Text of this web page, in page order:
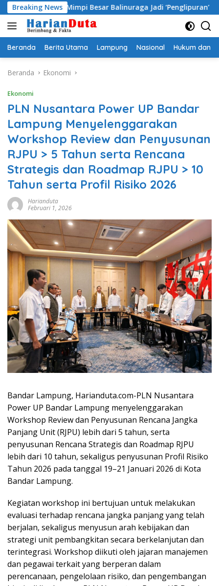
Langsung
ke
konten
Breaking News
Mimpi Besar Balinuraga Jadi ‘Penglipuran’ Kedua pada
Beranda Berita Utama Lampung Nasional Hukum dan
Beranda Ekonomi
Ekonomi
PLN Nusantara Power UP Bandar
Lampung Menyelenggarakan
Workshop Review dan Penyusunan
RJPU > 5 Tahun serta Rencana
Strategis dan Roadmap RJPU > 10
Tahun serta Profil Risiko 2026
Harianduta
Februari 1, 2026
Bandar Lampung, Harianduta.com-PLN Nusantara
Power UP Bandar Lampung menyelenggarakan
Workshop Review dan Penyusunan Rencana Jangka
Panjang Unit (RJPU) lebih dari 5 tahun, serta
penyusunan Rencana Strategis dan Roadmap RJPU
lebih dari 10 tahun, sekaligus penyusunan Profil Risiko
Tahun 2026 pada tanggal 19–21 Januari 2026 di Kota
Bandar Lampung.
Kegiatan workshop ini bertujuan untuk melakukan
evaluasi terhadap rencana jangka panjang yang telah
berjalan, sekaligus menyusun arah kebijakan dan
strategi unit pembangkitan secara berkelanjutan dan
terintegrasi. Workshop diikuti oleh jajaran manajemen
dan pegawai terkait yang berperan dalam
perencanaan, pengelolaan risiko, dan pengembangan